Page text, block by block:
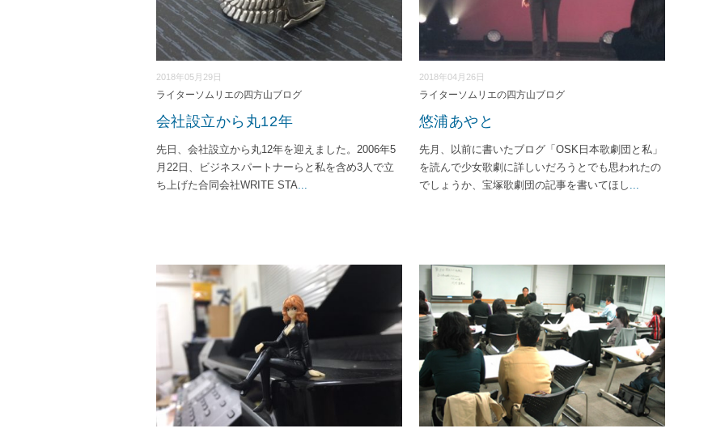
2018年05月29日
ライターソムリエの四方山ブログ
会社設立から丸12年
先日、会社設立から丸12年を迎えました。2006年5
月22日、ビジネスパートナーらと私を含め3人で立
ち上げた合同会社WRITE STA...
2018年04月26日
ライターソムリエの四方山ブログ
悠浦あやと
先月、以前に書いたブログ「OSK日本歌劇団と私」
を読んで少女歌劇に詳しいだろうとでも思われたの
でしょうか、宝塚歌劇団の記事を書いてほし ...